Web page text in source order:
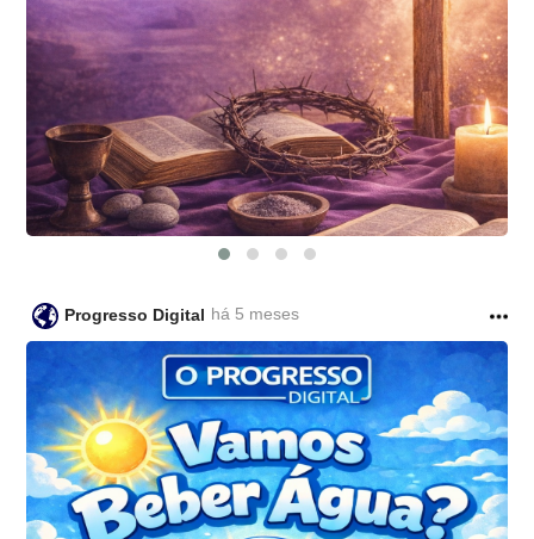
Progresso Digital há 5 meses